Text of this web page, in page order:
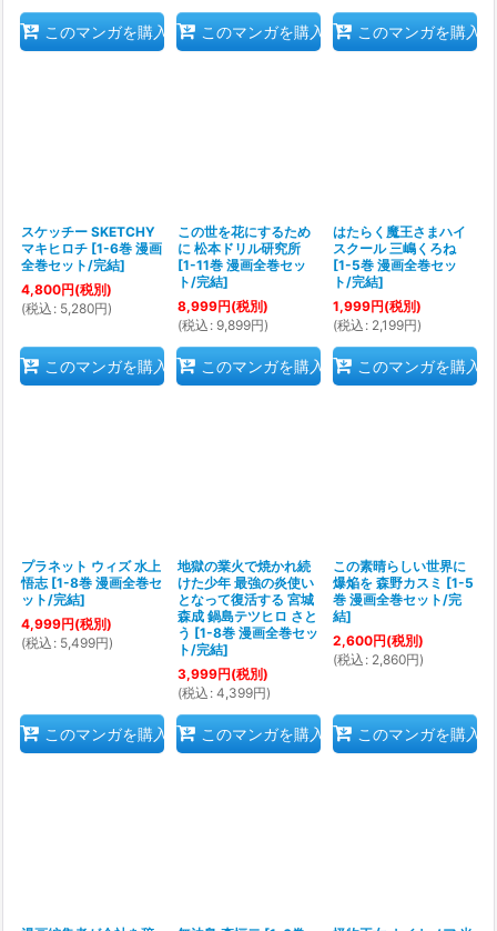
このマンガを購入 このマンガを購入 このマンガを購入
スケッチー SKETCHY
マキヒロチ [1-6巻 漫画
全巻セット/完結]
4,800円(税別)
(税込 : 5,280円)
このマンガを購入
この世を花にするため
に 松本ドリル研究所
[1-11巻 漫画全巻セッ
ト/完結]
8,999円(税別)
(税込 : 9,899円)
このマンガを購入
はたらく魔王さまハイ
スクール 三嶋くろね
[1-5巻 漫画全巻セッ
ト/完結]
1,999円(税別)
(税込 : 2,199円)
このマンガを購入
プラネット ウィズ 水上
悟志 [1-8巻 漫画全巻セ
ット/完結]
4,999円(税別)
(税込 : 5,499円)
このマンガを購入
地獄の業火で焼かれ続
けた少年 最強の炎使い
となって復活する 宮城
森成 鍋島テツヒロ さと
う [1-8巻 漫画全巻セッ
ト/完結]
3,999円(税別)
(税込 : 4,399円)
このマンガを購入
この素晴らしい世界に
爆焔を 森野カスミ [1-5
巻 漫画全巻セット/完
結]
2,600円(税別)
(税込 : 2,860円)
このマンガを購入